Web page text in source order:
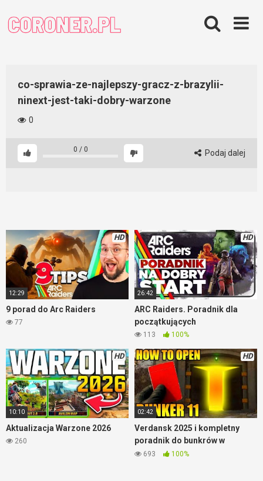
content
co-sprawia-ze-najlepszy-gracz-z-brazylii-
ninext-jest-taki-dobry-warzone
0
0 / 0 Podaj dalej
HD
12:29
9 porad do Arc Raiders
77
HD
26:42
ARC Raiders. Poradnik dla
początkujących
113 100%
HD
10:10
Aktualizacja Warzone 2026
260
HD
02:42
Verdansk 2025 i kompletny
poradnik do bunkrów w
Warzone
693 100%